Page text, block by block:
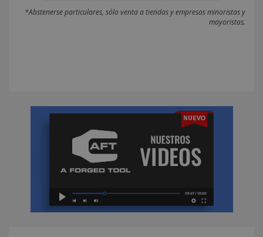
*Abstenerse particulares, sólo venta a tiendas y empresas minoristas y
mayoristas.